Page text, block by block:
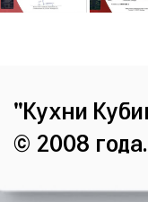
"Кухни
© 2008 года.